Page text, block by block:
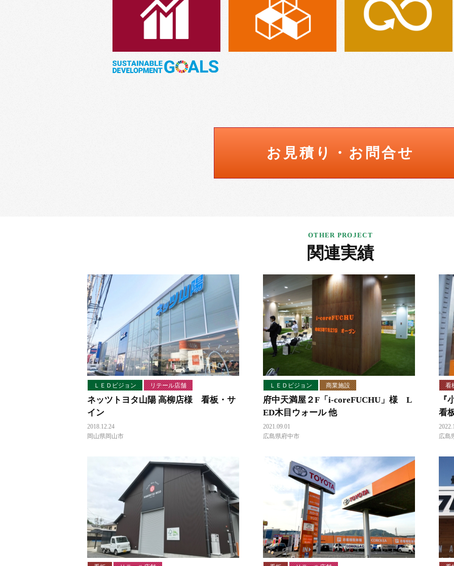
お見積り・お問合せ
関連実績
ＬＥＤビジョン リテール店舗
ネッツトヨタ山陽 高柳店様 看板・サ
イン
2018.12.24
岡山県岡山市
ＬＥＤビジョン 商業施設
府中天満屋２F「i-coreFUCHU」様 L
ED木目ウォール 他
2021.09.01
広島県府中市
看
『
看
広島